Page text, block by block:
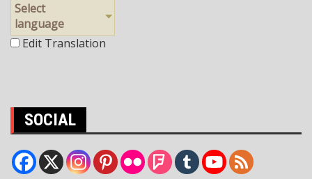
Select
language
Edit Translation
SOCIAL